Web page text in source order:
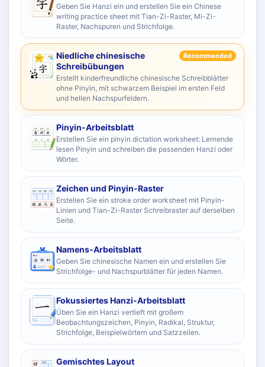
Geben Sie Hanzi ein und erstellen Sie ein Chinese
writing practice sheet mit Tian-Zi-Raster, Mi-Zi-
Raster, Nachspuren und Strichfolge.
Niedliche chinesische
Schreibübungen
Recommended
Erstellt kinderfreundliche chinesische Schreibblätter
ohne Pinyin, mit schwarzem Beispiel im ersten Feld
und hellen Nachspurfeldern.
Pinyin-Arbeitsblatt
Erstellen Sie ein pinyin dictation worksheet: Lernende
lesen Pinyin und schreiben die passenden Hanzi oder
Wörter.
Zeichen und Pinyin-Raster
Erstellen Sie ein stroke order worksheet mit Pinyin-
Linien und Tian-Zi-Raster Schreibraster auf derselben
Seite.
Namens-Arbeitsblatt
Geben Sie chinesische Namen ein und erstellen Sie
Strichfolge- und Nachspurblätter für jeden Namen.
Fokussiertes Hanzi-Arbeitsblatt
Üben Sie ein Hanzi vertieft mit großem
Beobachtungszeichen, Pinyin, Radikal, Struktur,
Strichfolge, Beispielwörtern und Satzzeilen.
Gemischtes Layout